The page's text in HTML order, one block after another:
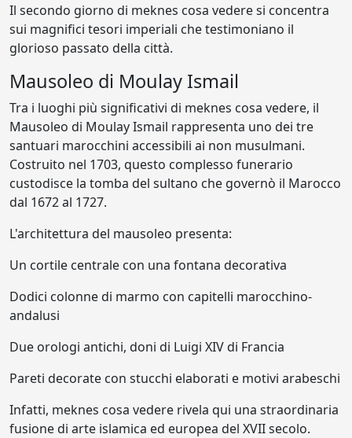
Il secondo giorno di meknes cosa vedere si concentra
sui magnifici tesori imperiali che testimoniano il
glorioso passato della città.
Mausoleo di Moulay Ismail
Tra i luoghi più significativi di meknes cosa vedere, il
Mausoleo di Moulay Ismail rappresenta uno dei tre
santuari marocchini accessibili ai non musulmani.
Costruito nel 1703, questo complesso funerario
custodisce la tomba del sultano che governò il Marocco
dal 1672 al 1727.
L'architettura del mausoleo presenta:
Un cortile centrale con una fontana decorativa
Dodici colonne di marmo con capitelli marocchino-
andalusi
Due orologi antichi, doni di Luigi XIV di Francia
Pareti decorate con stucchi elaborati e motivi arabeschi
Infatti, meknes cosa vedere rivela qui una straordinaria
fusione di arte islamica ed europea del XVII secolo.